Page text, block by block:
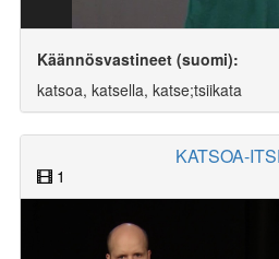
Käännösvastineet (suomi):
katsoa, katsella, katse;tsiikata
KATSOA-
1